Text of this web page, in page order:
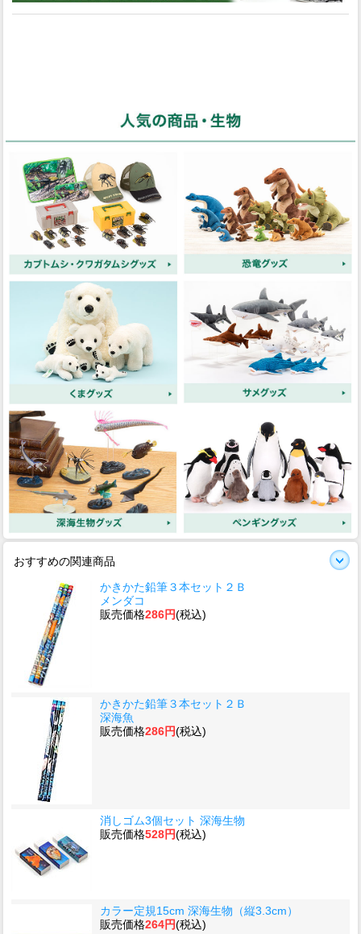
おすすめの関連商品
かきかた鉛筆３本セット２Ｂ
メンダコ
販売価格286円(税込)
かきかた鉛筆３本セット２Ｂ
深海魚
販売価格286円(税込)
消しゴム3個セット 深海生物
販売価格528円(税込)
カラー定規15cm 深海生物（縦3.3cm）
販売価格264円(税込)